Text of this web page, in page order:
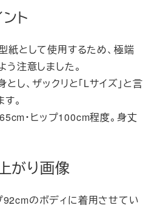
ト
紙として使用するため、極端
注意しました。
し、ザックリと「Lサイズ」と言
。
・ヒップ100cm程度。身丈
がり画像
92cmのボディに着用させてい